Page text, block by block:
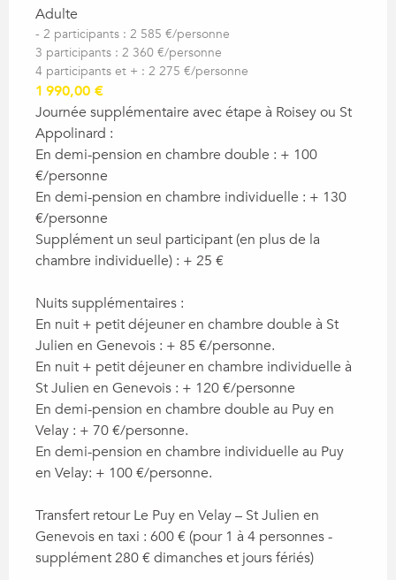
Adulte
- 2 participants : 2 585 €/personne
3 participants : 2 360 €/personne
4 participants et + : 2 275 €/personne
1 990,00 €
Journée supplémentaire avec étape à Roisey ou St
Appolinard :
En demi-pension en chambre double : + 100
€/personne
En demi-pension en chambre individuelle : + 130
€/personne
Supplément un seul participant (en plus de la
chambre individuelle) : + 25 €
Nuits supplémentaires :
En nuit + petit déjeuner en chambre double à St
Julien en Genevois : + 85 €/personne.
En nuit + petit déjeuner en chambre individuelle à
St Julien en Genevois : + 120 €/personne
En demi-pension en chambre double au Puy en
Velay : + 70 €/personne.
En demi-pension en chambre individuelle au Puy
en Velay: + 100 €/personne.
Transfert retour Le Puy en Velay – St Julien en
Genevois en taxi : 600 € (pour 1 à 4 personnes -
supplément 280 € dimanches et jours fériés)